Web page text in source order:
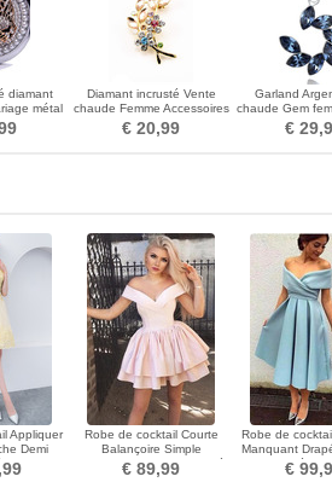
diamant
métal
et peigne
Diamant incrusté Vente
chaude Femme Accessoires
Broche Feuille de Cristal
€ 20,99
Garland
chaude Gem
et
€
Appliquer
Demi
Robe de cocktail Courte
Balançoire Simple
Manquant Automne Drapé
€ 89,99
Robe de
Manquant
Foncé
€